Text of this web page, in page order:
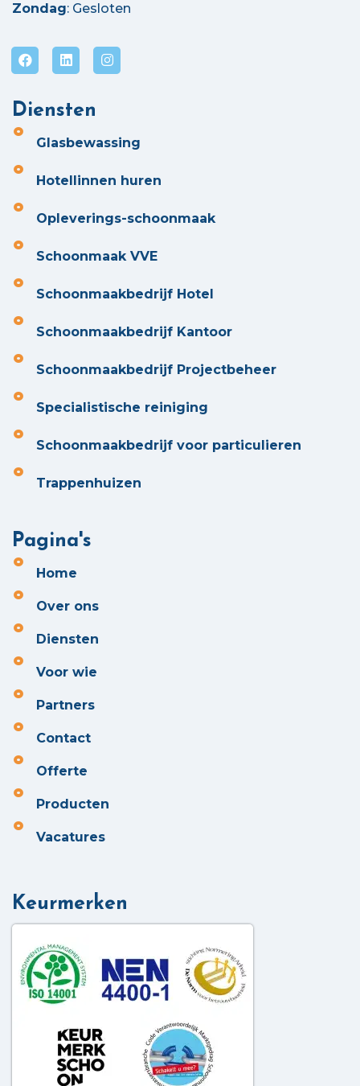
Zondag: Gesloten
Diensten
Glasbewassing
Hotellinnen huren
Opleverings-schoonmaak
Schoonmaak VVE
Schoonmaakbedrijf Hotel
Schoonmaakbedrijf Kantoor
Schoonmaakbedrijf Projectbeheer
Specialistische reiniging
Schoonmaakbedrijf voor particulieren
Trappenhuizen
Pagina's
Home
Over ons
Diensten
Voor wie
Partners
Contact
Offerte
Producten
Vacatures
Keurmerken